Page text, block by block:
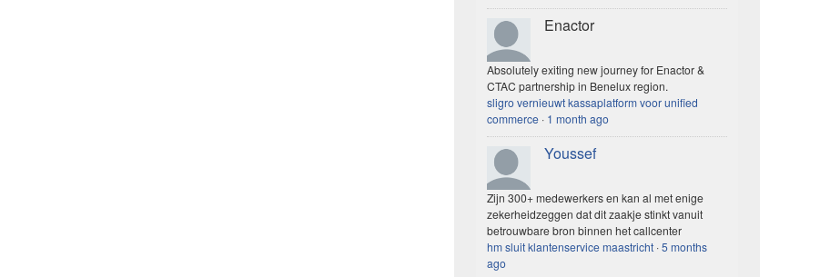
Enactor
Absolutely exiting new journey for Enactor &
CTAC partnership in Benelux region.
sligro vernieuwt kassaplatform voor unified
commerce · 1 month ago
Youssef
Zijn 300+ medewerkers en kan al met enige
zekerheidzeggen dat dit zaakje stinkt vanuit
betrouwbare bron binnen het callcenter
hm sluit klantenservice maastricht ·5 months
ago